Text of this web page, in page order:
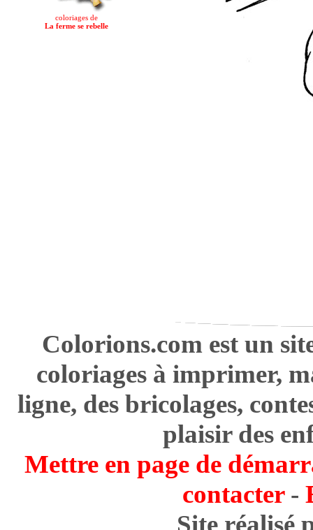
coloriages de
La ferme se rebelle
Colorions.com est un
coloriages à imprimer,
ligne, des bricolages,
plaisir des
Mettre en page de
contacter-
Site réalisé